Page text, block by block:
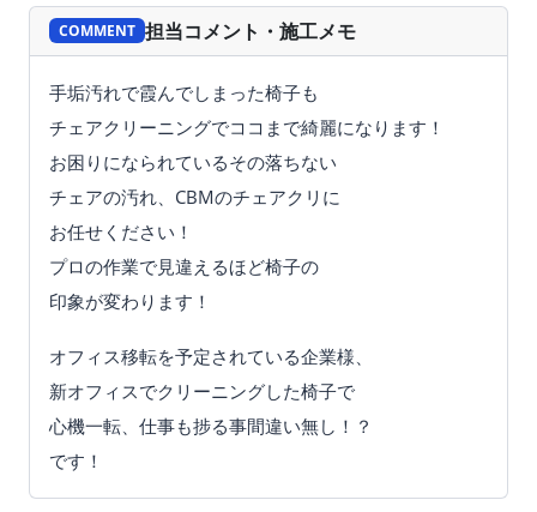
BEFORE
COMMENT 担当コメント・施工メモ
手垢汚れで霞んでしまった椅子も
チェアクリーニングでココまで綺麗になります！
お困りになられているその落ちない
チェアの汚れ、CBMのチェアクリに
お任せください！
プロの作業で見違えるほど椅子の
印象が変わります！
オフィス移転を予定されている企業様、
新オフィスでクリーニングした椅子で
心機一転、仕事も捗る事間違い無し！？
です！